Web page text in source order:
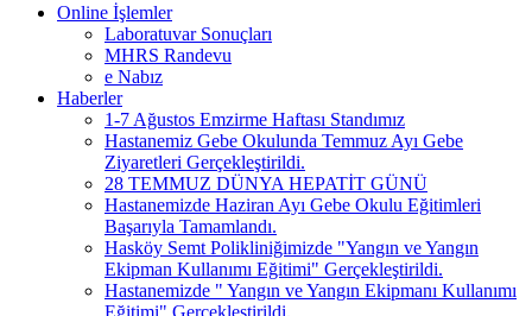
Online İşlemler
Laboratuvar Sonuçları
MHRS Randevu
e Nabız
Haberler
1-7 Ağustos Emzirme Haftası Standımız
Hastanemiz Gebe Okulunda Temmuz Ayı Gebe
Ziyaretleri Gerçekleştirildi.
28 TEMMUZ DÜNYA HEPATİT GÜNÜ
Hastanemizde Haziran Ayı Gebe Okulu Eğitimleri
Başarıyla Tamamlandı.
Hasköy Semt Polikliniğimizde "Yangın ve Yangın
Ekipman Kullanımı Eğitimi" Gerçekleştirildi.
Hastanemizde " Yangın ve Yangın Ekipmanı Kullanımı
Eğitimi" Gerçekleştirildi.